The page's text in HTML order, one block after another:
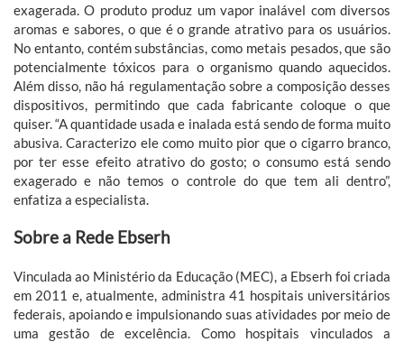
exagerada. O produto produz um vapor inalável com diversos
aromas e sabores, o que é o grande atrativo para os usuários.
No entanto, contém substâncias, como metais pesados, que são
potencialmente tóxicos para o organismo quando aquecidos.
Além disso, não há regulamentação sobre a composição desses
dispositivos, permitindo que cada fabricante coloque o que
quiser. “A quantidade usada e inalada está sendo de forma muito
abusiva. Caracterizo ele como muito pior que o cigarro branco,
por ter esse efeito atrativo do gosto; o consumo está sendo
exagerado e não temos o controle do que tem ali dentro”,
enfatiza a especialista.
Sobre a Rede Ebserh
Vinculada ao Ministério da Educação (MEC), a Ebserh foi criada
em 2011 e, atualmente, administra 41 hospitais universitários
federais, apoiando e impulsionando suas atividades por meio de
uma gestão de excelência. Como hospitais vinculados a